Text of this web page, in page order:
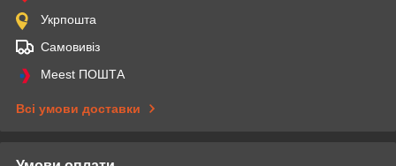
Укрпошта
Самовивіз
Meest ПОШТА
Всі умови доставки